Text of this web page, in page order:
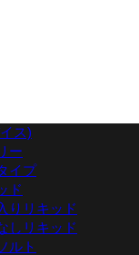
ス)
ー
イプ
ド
りリキッド
しリキッド
ルト